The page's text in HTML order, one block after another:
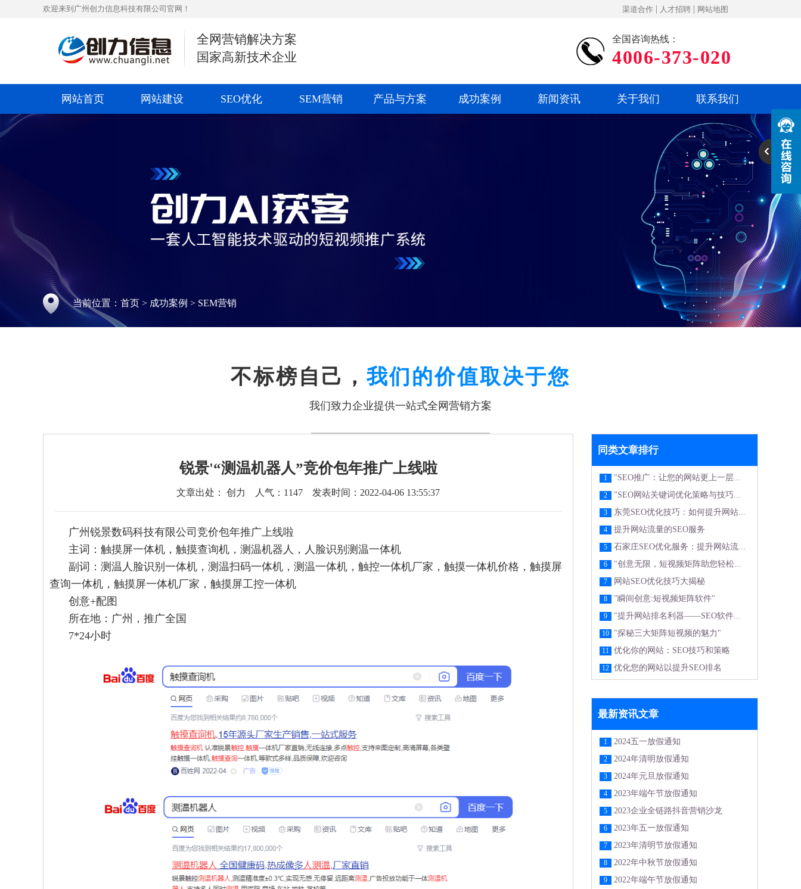
欢迎来到广州创力信息科技有限公司官网！ 渠道合作 | 人才招聘 | 网站地图
全网营销解决方案
国家高新技术企业
全国咨询热线：
4006-373-020
网站首页 网站建设 SEO优化 SEM营销 产品与方案 成功案例 新闻资讯 关于我们 联系我们
当前位置： 首页 > 成功案例 > SEM营销
不标榜自己， 我们的价值取决于您
我们致力企业提供一站式全网营销方案
锐景'“测温机器人”竞价包年推广上线啦
文章出处： 创力 人气： 1147 发表时间：2022-04-06 13:55:37
广州锐景数码科技有限公司竞价包年推广上线啦
主词：触摸屏一体机，触摸查询机，测温机器人，人脸识别测温一体机
副词：测温人脸识别一体机，测温扫码一体机，测温一体机，触控一体机厂家，触摸一体机价格，触摸屏
查询一体机，触摸屏一体机厂家，触摸屏工控一体机
创意+配图
所在地：广州，推广全国
7*24小时
同类文章排行
1 "SEO推广：让您的网站更上一层...
2 "SEO网站关键词优化策略与技巧...
3 东莞SEO优化技巧：如何提升网站...
4 提升网站流量的SEO服务
5 石家庄SEO优化服务：提升网站流...
6 "创意无限，短视频矩阵助您轻松...
7 网站SEO优化技巧大揭秘
8 "瞬间创意:短视频矩阵软件"
9 "提升网站排名利器——SEO软件...
10 "探秘三大矩阵短视频的魅力"
11 优化你的网站：SEO技巧和策略
12 优化您的网站以提升SEO排名
最新资讯文章
1 2024五一放假通知
2 2024年清明放假通知
3 2024年元旦放假通知
4 2023年端午节放假通知
5 2023企业全链路抖音营销沙龙
6 2023年五一放假通知
7 2023年清明节放假通知
8 2022年中秋节放假通知
9 2022年端午节放假通知